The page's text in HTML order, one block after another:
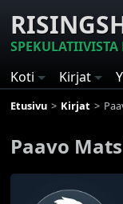
Koti
Kirjat
Etusivu Kirjat
Paavo